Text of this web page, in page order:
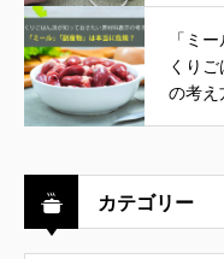
「ミ
くり
の考え
カテゴリー